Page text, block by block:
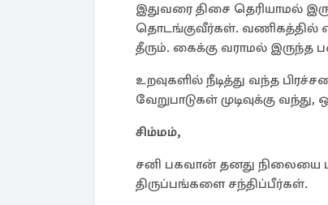
இதுவரை திசை தெரியாமல்
தொடங்குவீர்கள். வணிகத்தில்
தீரும். கைக்கு வராமல் இருந்த
உறவுகளில் நீடித்து வந்த
வேறுபாடுகள் முடிவுக்கு
சிம்மம்,
சனி பகவான் தனது நிலையை
திருப்பங்களை சந்திப்பீர்கள்.